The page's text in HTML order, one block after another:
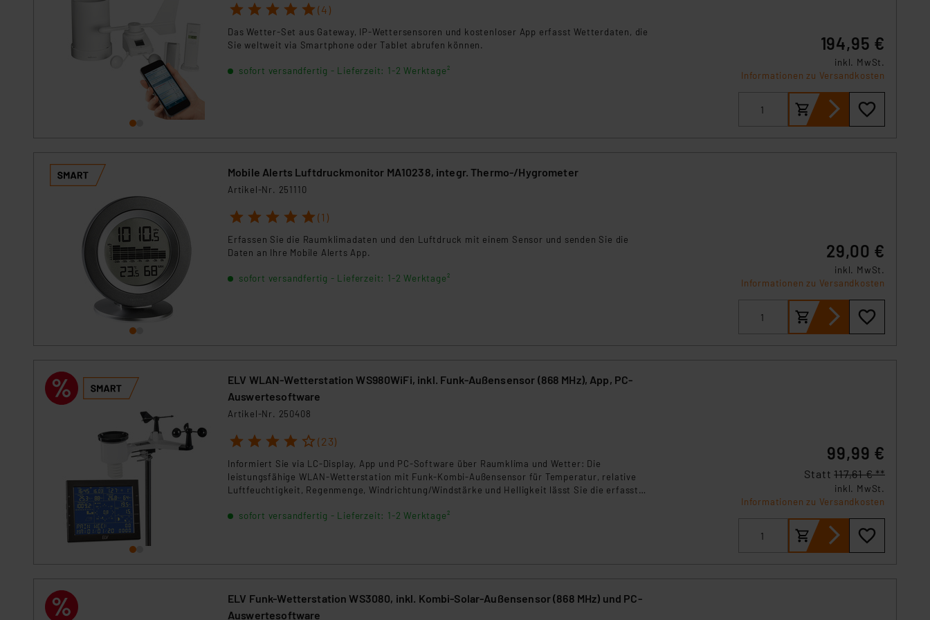
Für die USA besteht kein Angemessenheitsbeschluss der EU. Dies bedeutet, dass die USA als Land mit unzureichendem
Daten in Überwachungsprogrammen verarbeiten, ohne dass hiergegen Klagemöglichkeiten für Europäer bestehen.
Unsere Kooperation mit diesen Dienstleistern stützt sich auf die Standarddatenschutzklauseln der Europäischen
Kommission sowie einer eigenen Beurteilung der mit der Datenübermittlung, insbesondere der Art der übermittelten
Daten, verbundenen Risiken.“
Impressum
1 2 3 4 5 (4)
Das Wetter-Set aus Gateway, IP-Wettersensoren und kostenloser App erfasst Wetterdaten, die
Sie weltweit via Smartphone oder Tablet abrufen können.
sofort versandfertig - Lieferzeit: 1-2 Werktage²
194,95 €
inkl. MwSt.
Informationen zu Versandkosten
Mobile Alerts Luftdruckmonitor MA10238, integr. Thermo-/Hygrometer
Artikel-Nr. 251110
1 2 3 4 5 (1)
Erfassen Sie die Raumklimadaten und den Luftdruck mit einem Sensor und senden Sie die
Daten an Ihre Mobile Alerts App.
sofort versandfertig - Lieferzeit: 1-2 Werktage²
29,00 €
inkl. MwSt.
Informationen zu Versandkosten
ELV WLAN-Wetterstation WS980WiFi, inkl. Funk-Außensensor (868 MHz), App, PC-
Auswertesoftware
Artikel-Nr. 250408
1 2 3 4 5 (23)
Informiert Sie via LC-Display, App und PC-Software über Raumklima und Wetter: Die
leistungsfähige WLAN-Wetterstation mit Funk-Kombi-Außensensor für Temperatur, relative
Luftfeuchtigkeit, Regenmenge, Windrichtung/Windstärke und Helligkeit lässt Sie die erfassten
Messwerte können Sie zudem über Wetter-Online-Dienste wie z.B. Weather Underground
sofort versandfertig - Lieferzeit: 1-2 Werktage²
99,99 €
Statt117,61 € **
inkl. MwSt.
Informationen zu Versandkosten
ELV Funk-Wetterstation WS3080, inkl. Kombi-Solar-Außensensor (868 MHz) und PC-
Auswertesoftware